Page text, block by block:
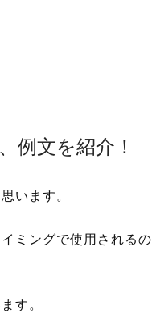
例文を紹介！
います。
ミングで使用されるの
す。